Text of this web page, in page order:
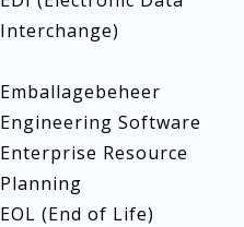
Interchange)
Emballagebeheer
Engineering Software
Enterprise Resource
Planning
EOL (End of Life)